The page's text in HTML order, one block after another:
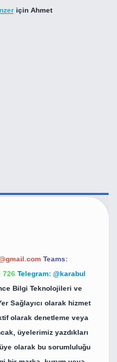
için Ahmet
Teams:
726 Telegram: @karabul
Bilgi Teknolojileri ve
Sağlayıcı olarak hizmet
olarak denetleme veya
üyelerimiz yazdıkları
olarak bu sorumluluğu